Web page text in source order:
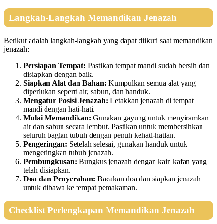
Langkah-Langkah Memandikan Jenazah
Berikut adalah langkah-langkah yang dapat diikuti saat memandikan
jenazah:
Persiapan Tempat: Pastikan tempat mandi sudah bersih dan
disiapkan dengan baik.
Siapkan Alat dan Bahan: Kumpulkan semua alat yang
diperlukan seperti air, sabun, dan handuk.
Mengatur Posisi Jenazah: Letakkan jenazah di tempat
mandi dengan hati-hati.
Mulai Memandikan: Gunakan gayung untuk menyiramkan
air dan sabun secara lembut. Pastikan untuk membersihkan
seluruh bagian tubuh dengan penuh kehati-hatian.
Pengeringan: Setelah selesai, gunakan handuk untuk
mengeringkan tubuh jenazah.
Pembungkusan: Bungkus jenazah dengan kain kafan yang
telah disiapkan.
Doa dan Penyerahan: Bacakan doa dan siapkan jenazah
untuk dibawa ke tempat pemakaman.
Checklist Perlengkapan Memandikan Jenazah